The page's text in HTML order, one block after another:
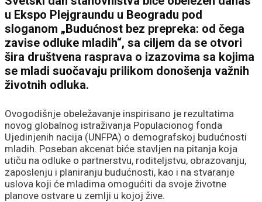
u Ekspo Plejgraundu u Beogradu pod
sloganom „Budućnost bez prepreka: od čega
zavise odluke mladih“, sa ciljem da se otvori
šira društvena rasprava o izazovima sa kojima
se mladi suočavaju prilikom donošenja važnih
životnih odluka.
Ovogodišnje obeležavanje inspirisano je rezultatima
novog globalnog istraživanja Populacionog fonda
Ujedinjenih nacija (UNFPA) o demografskoj budućnosti
mladih. Poseban akcenat biće stavljen na pitanja koja
utiču na odluke o partnerstvu, roditeljstvu, obrazovanju,
zaposlenju i planiranju budućnosti, kao i na stvaranje
uslova koji će mladima omogućiti da svoje životne
planove ostvare u zemlji u kojoj žive.